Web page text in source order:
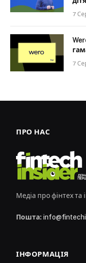
7
7
ПРО НАС
Медіа про фінтех та
Пошта:
ІНФОРМАЦІЯ